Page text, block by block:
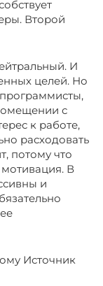
Второй
И
целей. Но
с
к работе,
расходовать
потому что
мотивация. В
и
Источник